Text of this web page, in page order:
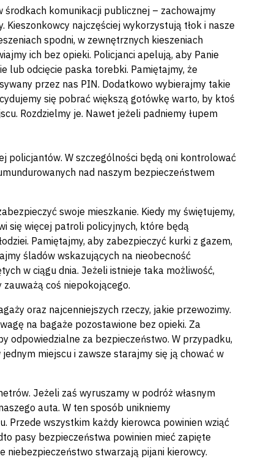
środkach komunikacji publicznej – zachowajmy
najczęściej wykorzystują tłok i nasze
spodni, w zewnętrznych kieszeniach
ich bez opieki. Policjanci apelują, aby Panie
lub odcięcie paska torebki. Pamiętajmy, że
przez nas PIN. Dodatkowo wybierajmy takie
się pobrać większą gotówkę warto, by ktoś
Rozdzielmy je. Nawet jeżeli padniemy łupem
policjantów. W szczególności będą oni kontrolować
nad naszym bezpieczeństwem
swoje mieszkanie. Kiedy my świętujemy,
się więcej patroli policyjnych, które będą
Pamiętajmy, aby zabezpieczyć kurki z gazem,
śladów wskazujących na nieobecność
w ciągu dnia. Jeżeli istnieje taka możliwość,
coś niepokojącego.
oraz najcenniejszych rzeczy, jakie przewozimy.
na bagaże pozostawione bez opieki. Za
odpowiedzialne za bezpieczeństwo. W przypadku,
miejscu i zawsze starajmy się ją chować w
Jeżeli zaś wyruszamy w podróż własnym
auta. W ten sposób unikniemy
Przede wszystkim każdy kierowca powinien wziąć
pasy bezpieczeństwa powinien mieć zapięte
niebezpieczeństwo stwarzają pijani kierowcy.